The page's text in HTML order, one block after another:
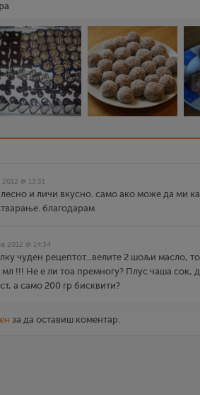
@ 13:31
и личи вкусно. само ако може да ми
благодарам
2012 @ 14:34
чуден рецептот...велите 2 шољи масло,
мл !!! Не е ли тоа премногу? Плус чаша сок,
а само 200 гр бисквити?
за да оставиш коментар.